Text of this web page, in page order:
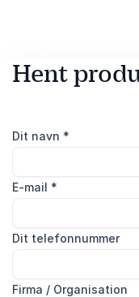
Hent
Dit navn *
E-mail *
Dit telefonnummer
Firma / Organisation